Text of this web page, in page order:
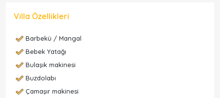
Villa Özellikleri
Barbekü / Mangal
Bebek Yatağı
Bulaşık makinesi
Buzdolabı
Çamaşır makinesi